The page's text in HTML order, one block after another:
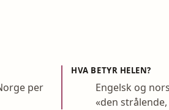
per
HVA BETYR HELEN?
Engelsk og
«den